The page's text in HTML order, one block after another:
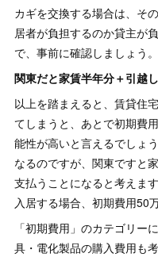
カギを交換する場合は、そ
居者が負担するのか貸主が
で、事前に確認しましょう。
関東だと家賃半年分＋引越
以上を踏まえると、賃貸住
てしまうと、あとで初期費
能性が高いと言えるでしょ
なるのですが、関東ですと
支払うことになると考えま
入居する場合、初期費用50
「初期費用」のカテゴリー
具・電化製品の購入費用も